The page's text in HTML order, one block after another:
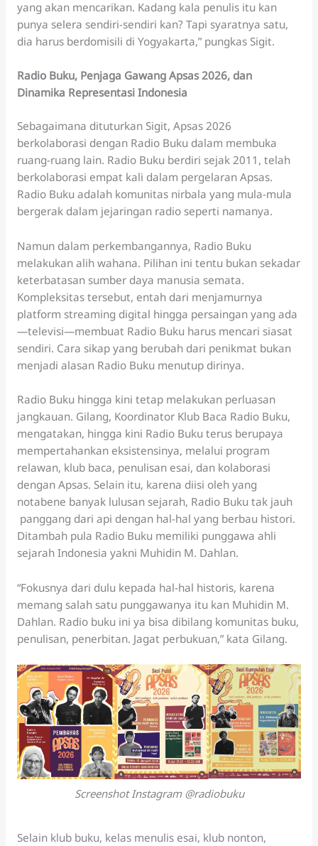
yang akan mencarikan. Kadang kala penulis itu kan
punya selera sendiri-sendiri kan? Tapi syaratnya satu,
dia harus berdomisili di Yogyakarta,” pungkas Sigit.
Radio Buku, Penjaga Gawang Apsas 2026, dan
Dinamika Representasi Indonesia
Sebagaimana dituturkan Sigit, Apsas 2026
berkolaborasi dengan Radio Buku dalam membuka
ruang-ruang lain. Radio Buku berdiri sejak 2011, telah
berkolaborasi empat kali dalam pergelaran Apsas.
Radio Buku adalah komunitas nirbala yang mula-mula
bergerak dalam jejaringan radio seperti namanya.
Namun dalam perkembangannya, Radio Buku
melakukan alih wahana. Pilihan ini tentu bukan sekadar
keterbatasan sumber daya manusia semata.
Kompleksitas tersebut, entah dari menjamurnya
platform streaming digital hingga persaingan yang ada
—televisi—membuat Radio Buku harus mencari siasat
sendiri. Cara sikap yang berubah dari penikmat bukan
menjadi alasan Radio Buku menutup dirinya.
Radio Buku hingga kini tetap melakukan perluasan
jangkauan. Gilang, Koordinator Klub Baca Radio Buku,
mengatakan, hingga kini Radio Buku terus berupaya
mempertahankan eksistensinya, melalui program
relawan, klub baca, penulisan esai, dan kolaborasi
dengan Apsas. Selain itu, karena diisi oleh yang
notabene banyak lulusan sejarah, Radio Buku tak jauh
panggang dari api dengan hal-hal yang berbau histori.
Ditambah pula Radio Buku memiliki punggawa ahli
sejarah Indonesia yakni Muhidin M. Dahlan.
“Fokusnya dari dulu kepada hal-hal historis, karena
memang salah satu punggawanya itu kan Muhidin M.
Dahlan. Radio buku ini ya bisa dibilang komunitas buku,
penulisan, penerbitan. Jagat perbukuan,” kata Gilang.
Screenshot Instagram @radiobuku
Selain klub buku, kelas menulis esai, klub nonton,